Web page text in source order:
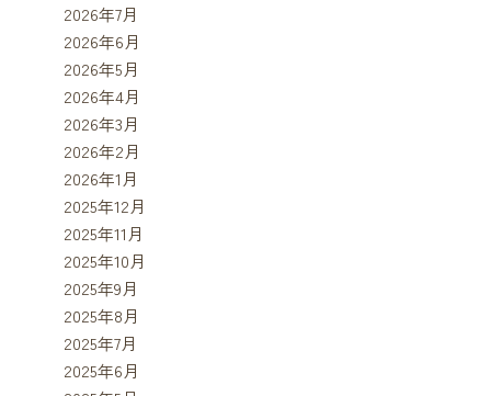
2026年7月
2026年6月
2026年5月
2026年4月
2026年3月
2026年2月
2026年1月
2025年12月
2025年11月
2025年10月
2025年9月
2025年8月
2025年7月
2025年6月